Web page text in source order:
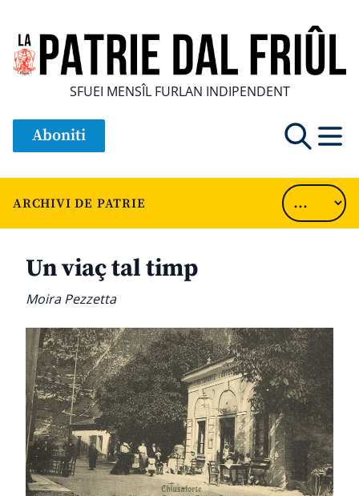
SFUEI MENSÎL FURLAN INDIPENDENT
Aboniti
ARCHIVI DE PATRIE
Un viaç tal timp
Moira Pezzetta